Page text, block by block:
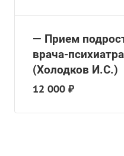
— Прием
врача-
(Холодков И.С.)
12 000 ₽